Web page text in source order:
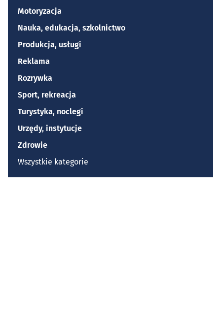
Motoryzacja
Nauka, edukacja, szkolnictwo
Produkcja, usługi
Reklama
Rozrywka
Sport, rekreacja
Turystyka, noclegi
Urzędy, instytucje
Zdrowie
Wszystkie kategorie